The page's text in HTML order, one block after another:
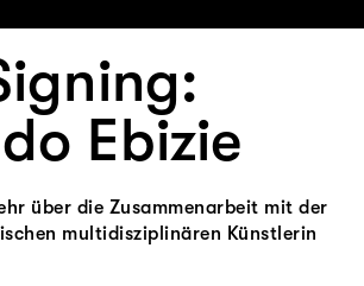
Ebizie
über die Zusammenarbeit mit der
multidisziplinären Künstlerin